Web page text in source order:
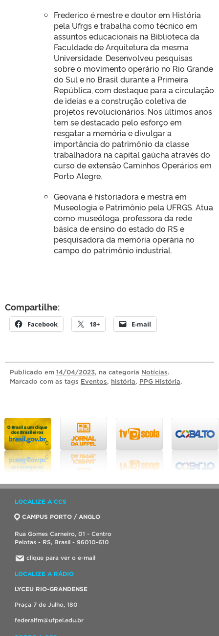
Frederico é mestre e doutor em História
pela Ufrgs e trabalha como técnico em
assuntos educacionais na Biblioteca da
Faculdade de Arquitetura da mesma
Universidade. Desenvolveu pesquisas
sobre o movimento operário no Rio Grande
do Sul e no Brasil durante a Primeira
República, com destaque para a circulação
de ideias e a construção coletiva de
projetos revolucionários. Nos últimos anos
tem se destacado pelo esforço em
resgatar a memória e divulgar a
importância do patrimônio da classe
trabalhadora na capital gaúcha através do
curso de extensão Caminhos Operários em
Porto Alegre.
Geovana é historiadora e mestra em
Museologia e Patrimônio pela UFRGS. Atua
como museóloga, professora da rede
básica de ensino do estado do RS e
pesquisadora da memória operária no
campo do patrimônio industrial.
Compartilhe:
Facebook 18+ E-mail
Publicado em 14/04/2023, na categoria Notícias.
Marcado com as tags Eventos, história, PPG História.
LOCALIZE A CCS
CAMPUS PORTO / ANGLO
Rua Gomes Carneiro, 01 - Centro
Pelotas - RS, Brasil - 96010-610
clique para ver o e-mail
LOCALIZE A RÁDIO
LYCEU RIO-GRANDENSE
Praça 7 de Julho, 180
federalfm@ufpel.edu.br